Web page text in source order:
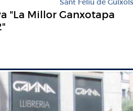
Sant Feliu de Guíxols
"La Millor Ganxotapa